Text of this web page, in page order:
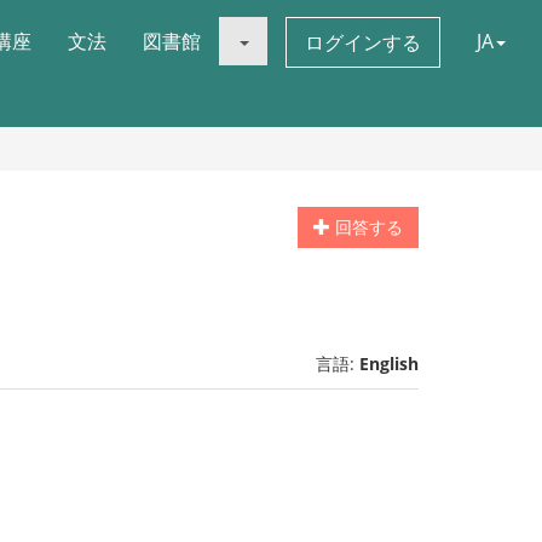
座 文法 図書館 ログインする JA
回答する
言語: English